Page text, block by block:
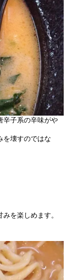
辛子系の辛味がや
を壊すのではな
を楽しめます。